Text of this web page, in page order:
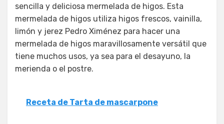
sencilla y deliciosa mermelada de higos. Esta
mermelada de higos utiliza higos frescos, vainilla,
limón y jerez Pedro Ximénez para hacer una
mermelada de higos maravillosamente versátil que
tiene muchos usos, ya sea para el desayuno, la
merienda o el postre.
Receta de Tarta de mascarpone